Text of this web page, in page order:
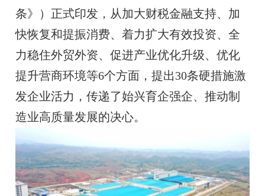
条》）正式印发，从加大财税金融支持、加
快恢复和提振消费、着力扩大有效投资、全
力稳住外贸外资、促进产业优化升级、优化
提升营商环境等6个方面，提出30条硬措施激
发企业活力，传递了始兴育企强企、推动制
造业高质量发展的决心。